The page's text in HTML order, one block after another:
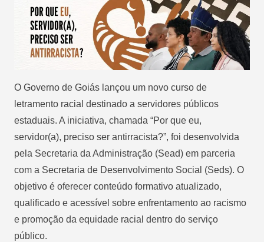
O Governo de Goiás lançou um novo curso de
letramento racial destinado a servidores públicos
estaduais. A iniciativa, chamada “Por que eu,
servidor(a), preciso ser antirracista?”, foi desenvolvida
pela Secretaria da Administração (Sead) em parceria
com a Secretaria de Desenvolvimento Social (Seds). O
objetivo é oferecer conteúdo formativo atualizado,
qualificado e acessível sobre enfrentamento ao racismo
e promoção da equidade racial dentro do serviço
público.